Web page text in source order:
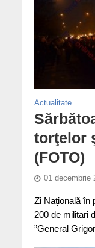
Actualitate
torţelor
(FOTO)
01 decembrie
Zi Naţională în
200 de militari
”General